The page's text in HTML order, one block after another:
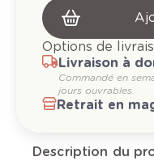
Options de
Livraison à
Commandé en
jours ouvrables.
Retrait en
Description du